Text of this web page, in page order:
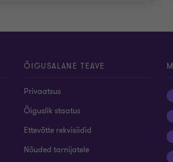
ÕIGUSALANE TEAVE
Privaatsus
Õiguslik staatus
Ettevõtte rekvisiidid
Nõuded tarnijatele